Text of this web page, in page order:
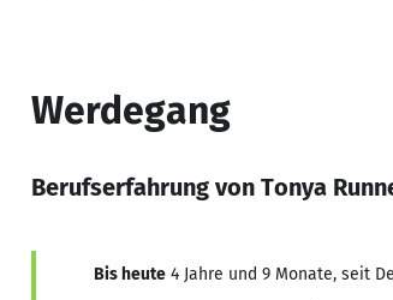
Werdegang
Berufserfahrung von Tonya
Bis heute 4 Jahre und 9 Monate, seit